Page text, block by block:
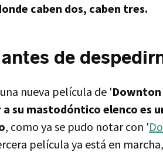
caben dos, caben tres.
de
nueva película de 'Downton
a su mastodóntico elenco es
, como ya se pudo notar con '
película ya está en